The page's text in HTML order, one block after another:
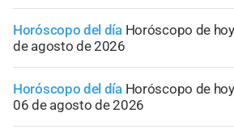
Horóscopo del día Horóscopo de
de agosto de 2026
Horóscopo del día Horóscopo de
06 de agosto de 2026